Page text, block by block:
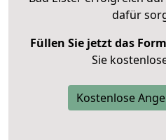
dafür
Füllen Sie jetzt das
Sie
Kostenlose